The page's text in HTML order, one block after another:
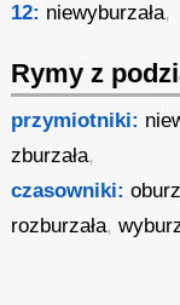
12: niewyburzała,
Rymy z
przymiotniki:
zburzała,
czasowniki:
rozburzała,